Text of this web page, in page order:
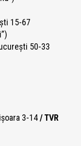
15-67
50-33
3-14/ TVR